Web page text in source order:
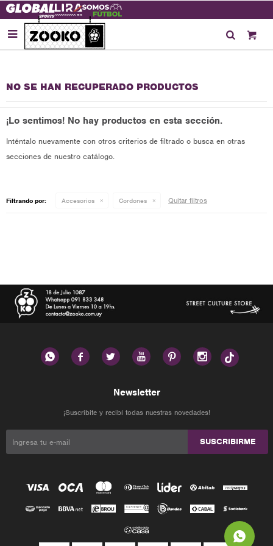

NO SE HAN RECUPERADO PRODUCTOS
¡Lo sentimos! No hay productos en esta sección.
Inténtalo nuevamente con otros criterios de filtrado o busca en otras
secciones de nuestro catálogo.
Filtrando por: Accesorios Cordones Quitar filtros
     
Newsletter
¡Suscribite y recibí todas nuestras novedades!
SUSCRIBIRME